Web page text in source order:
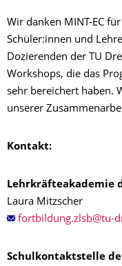
Wir danken MINT-EC
Schüler:innen und
Dozierenden der TU
Workshops, die das
sehr bereichert haben.
unserer
Kontakt:
Lehrkräfteakademie
Laura Mitzscher
Schulkontaktstelle